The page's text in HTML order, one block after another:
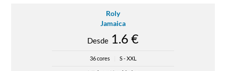
Roly
Jamaica
Desde 1.6 €
36 cores S - XXL